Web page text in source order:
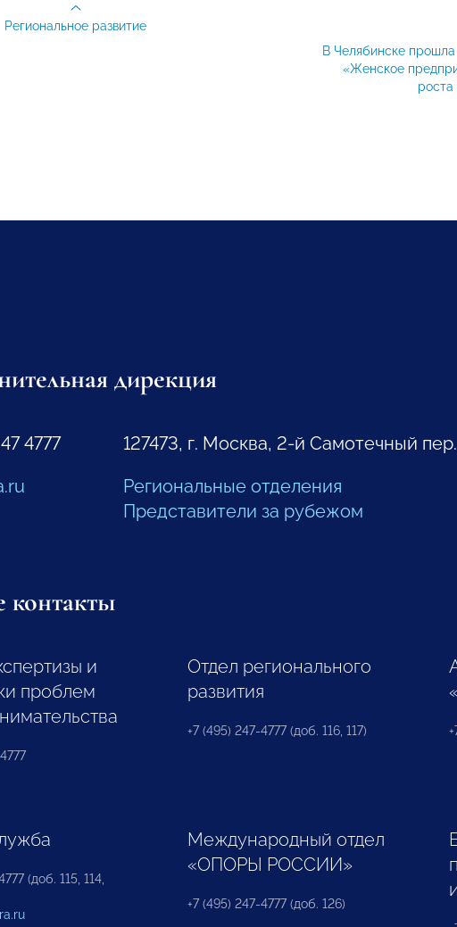
В Челябинске
«Женское
роста
Региональное развитие
дирекция
4777
127473, г. Москва, 2-й Самотечный
Региональные отделения
Представители за рубежом
контакты
и
проблем
Отдел регионального
развития
+7 (495) 247-4777 (доб. 116, 117)
(доб. 115, 114,
Международный отдел
«ОПОРЫ РОССИИ»
+7 (495) 247-4777 (доб. 126)